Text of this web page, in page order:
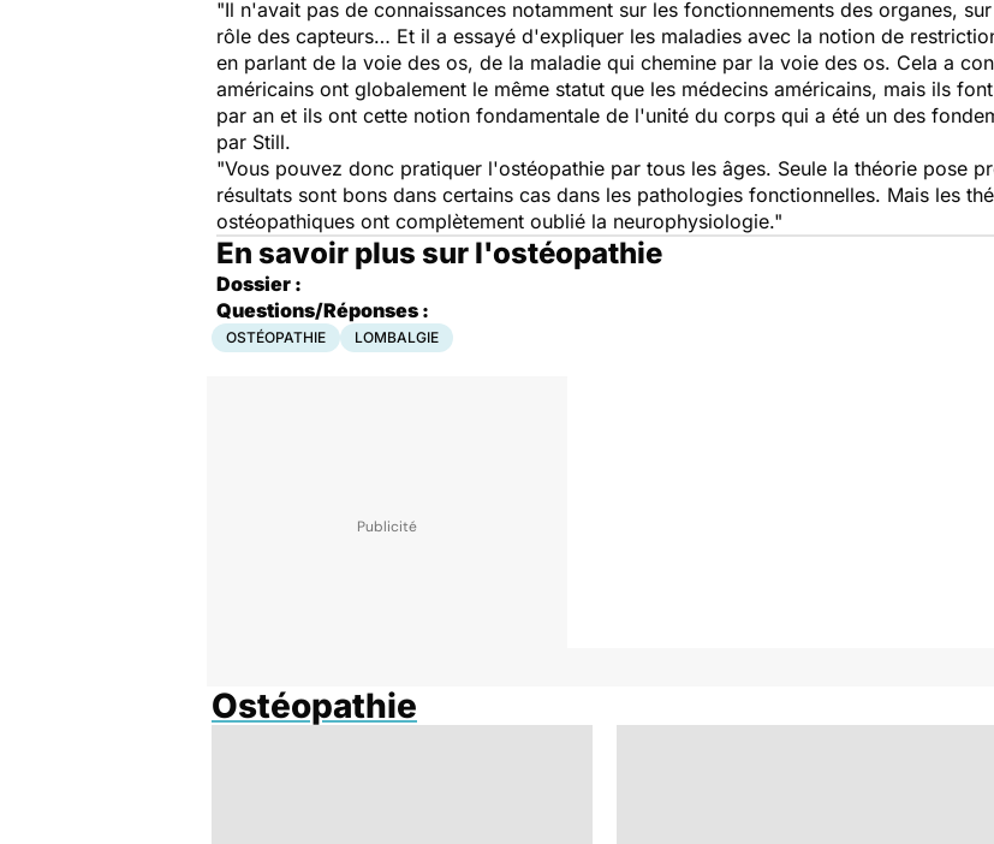
"Il n'avait pas de connaissances notamment sur les fonctionnements des organes,
rôle des capteurs… Et il a essayé d'expliquer les maladies avec la notion de
en parlant de la voie des os, de la maladie qui chemine par la voie des os. Cela a
américains ont globalement le même statut que les médecins américains, mais ils
par an et ils ont cette notion fondamentale de l'unité du corps qui a été un des
par Still.
"Vous pouvez donc pratiquer l'ostéopathie par tous les âges. Seule la théorie pose
résultats sont bons dans certains cas dans les pathologies fonctionnelles. Mais les
ostéopathiques ont complètement oublié la neurophysiologie."
En savoir plus sur l'ostéopathie
Dossier :
Questions/Réponses :
OSTÉOPATHIE LOMBALGIE
Ostéopathie